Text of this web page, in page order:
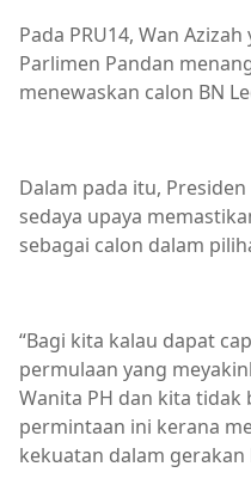
Pada PRU14, Wan
Parlimen Pandan
menewaskan calon BN
Dalam pada itu,
sedaya upaya
sebagai calon dalam
“Bagi kita kalau dapat
permulaan yang
Wanita PH dan kita
permintaan ini kerana
kekuatan dalam gerakan